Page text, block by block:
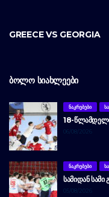
GREECE VS GEORGIA
ᲑᲝᲚᲝ ᲡᲘᲐᲮᲚᲔᲔᲑᲘ
ᲜᲐᲙᲠᲔᲑᲔᲑᲘ
18-
06/08/2026
ᲜᲐᲙᲠᲔᲑᲔᲑᲘ
ᲡᲐᲛᲘᲓᲐᲜ
05/08/2026